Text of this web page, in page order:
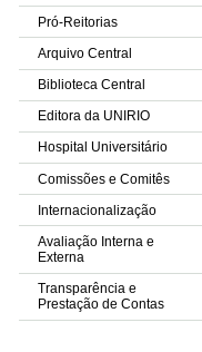
Pró-Reitorias
Arquivo Central
Biblioteca Central
Editora da UNIRIO
Hospital Universitário
Comissões e Comitês
Internacionalização
Avaliação Interna e
Externa
Transparência e
Prestação de Contas